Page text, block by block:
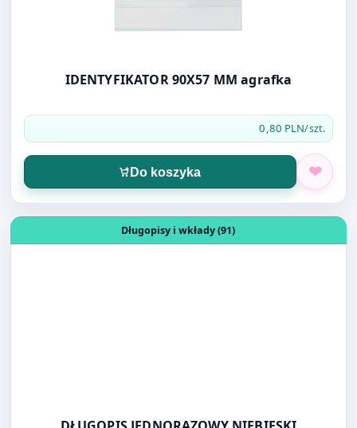
0,80 PLN
Do koszyka
Otwórz produkt: DŁUGOPIS JEDNORAZOWY NIEBIESKI
Długopisy i wkłady (91)
0,80 PLN